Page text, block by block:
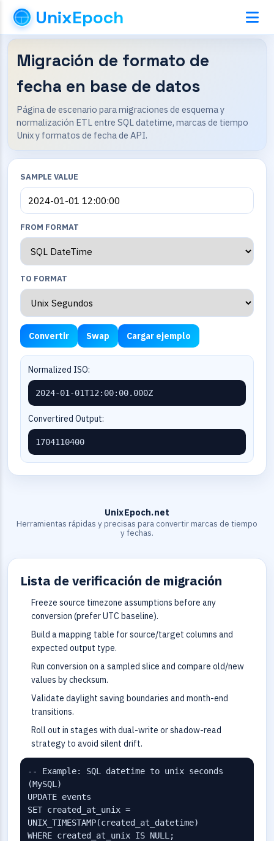
UnixEpoch
Migración de formato de
fecha en base de datos
Página de escenario para migraciones de esquema y
normalización ETL entre SQL datetime, marcas de tiempo
Unix y formatos de fecha de API.
SAMPLE VALUE
FROM FORMAT
TO FORMAT
Convertir Swap Cargar ejemplo
Normalized ISO:
2024-01-01T12:00:00.000Z
Convertired Output:
1704110400
UnixEpoch.net
Herramientas rápidas y precisas para convertir marcas de tiempo
y fechas.
Lista de verificación de migración
Freeze source timezone assumptions before any
conversion (prefer UTC baseline).
Build a mapping table for source/target columns and
expected output type.
Run conversion on a sampled slice and compare old/new
values by checksum.
Validate daylight saving boundaries and month-end
transitions.
Roll out in stages with dual-write or shadow-read
strategy to avoid silent drift.
-- Example: SQL datetime to unix seconds
(MySQL)
UPDATE events
SET created_at_unix =
UNIX_TIMESTAMP(created_at_datetime)
WHERE created_at_unix IS NULL;